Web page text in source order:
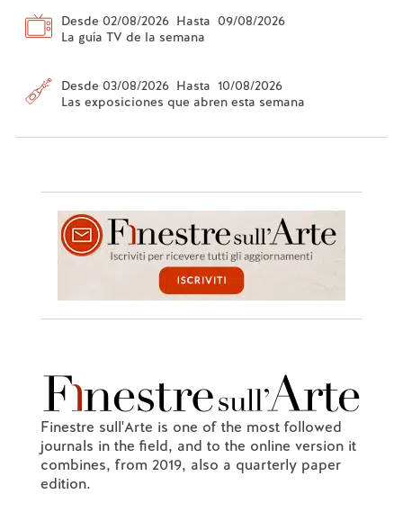
Desde 02/08/2026 Hasta 09/08/2026
La guía TV de la semana
Desde 03/08/2026 Hasta 10/08/2026
Las exposiciones que abren esta semana
Finestre sull'Arte is one of the most followed
journals in the field, and to the online version it
combines, from 2019, also a quarterly paper
edition.